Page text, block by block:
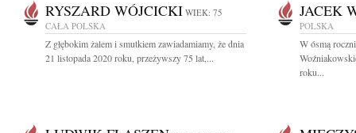
RYSZARD WÓJCICKI WIEK: 75
CAŁA POLSKA
Z głębokim żalem i smutkiem zawiadamiamy, że dnia
21 listopada 2020 roku, przeżywszy 75 lat,...
JACEK
POLSKA
W ósmą
roku...